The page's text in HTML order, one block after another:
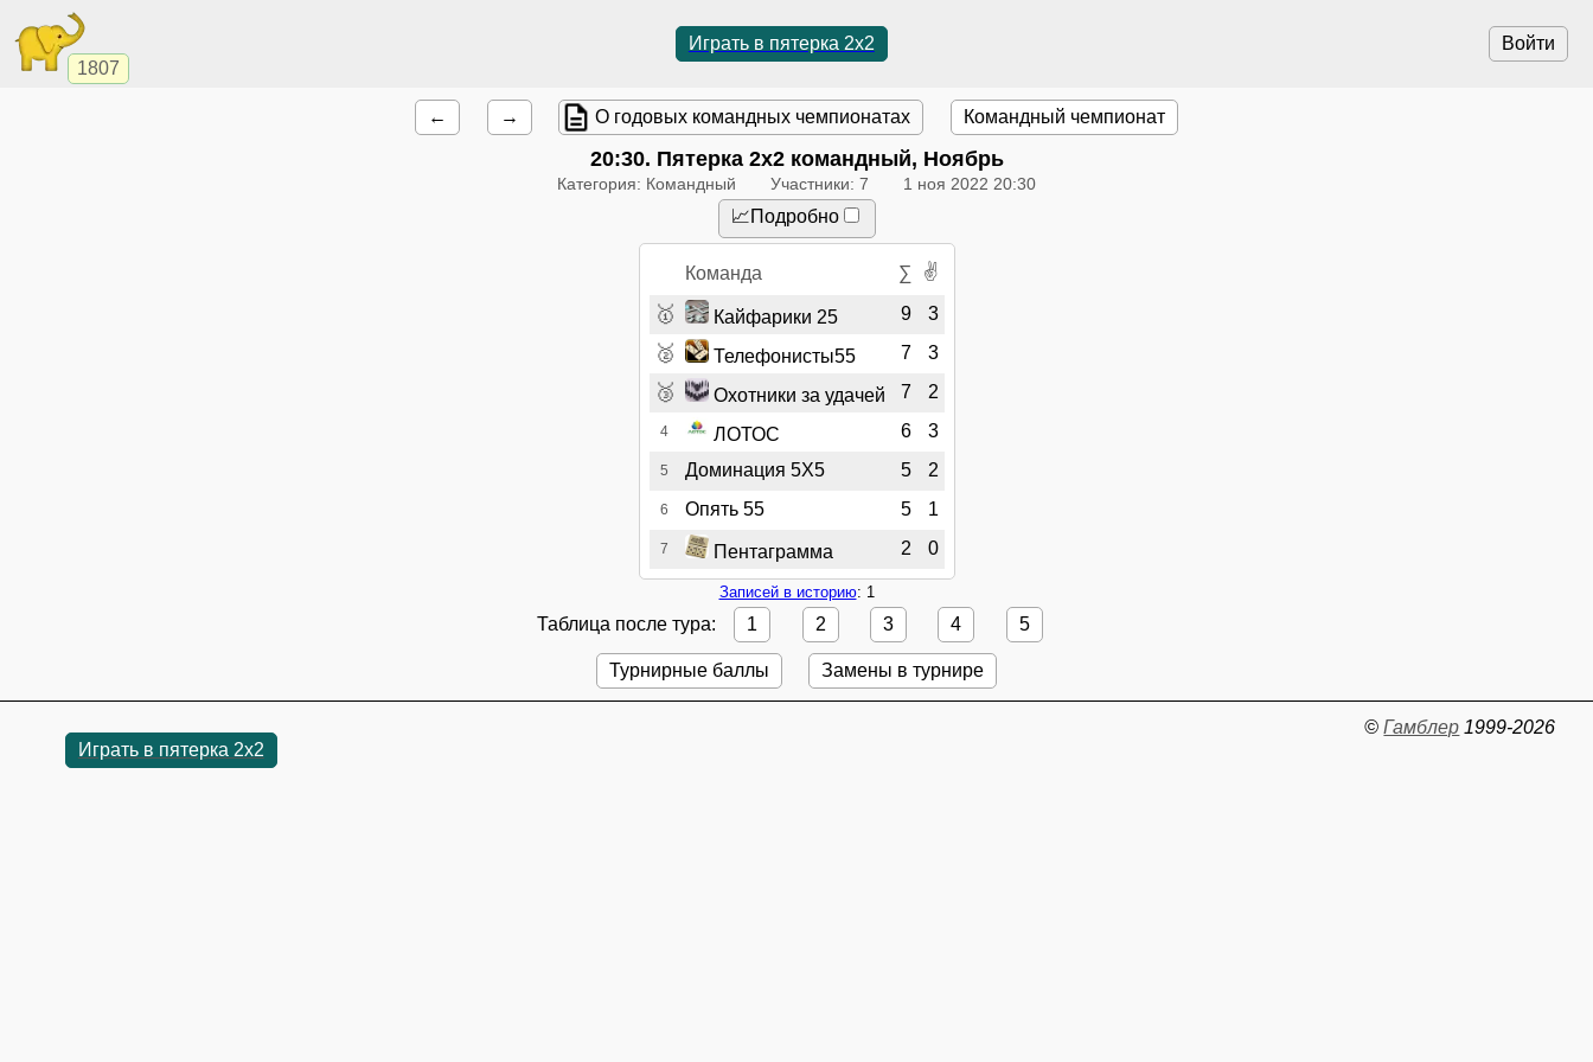
1807
Войти
Играть в пятерка 2x2
← → О годовых командных чемпионатах Командный чемпионат
20:30. Пятерка 2x2 командный, Ноябрь
Категория: Командный Участники: 7 1 ноя 2022 20:30
📈Подробно
Команда ∑ ✌
🥇 Кайфарики 25 9 3
🥈 Телефонисты55 7 3
🥉 Охотники за удачей 7 2
4 ЛОТОС 6 3
5 Доминация 5Х5 5 2
6 Опять 55 5 1
7 Пентаграмма 2 0
Записей в историю: 1
Таблица после тура: 1 2 3 4 5
Турнирные баллы Замены в турнире
Играть в пятерка 2x2
©Гамблер 1999-2026